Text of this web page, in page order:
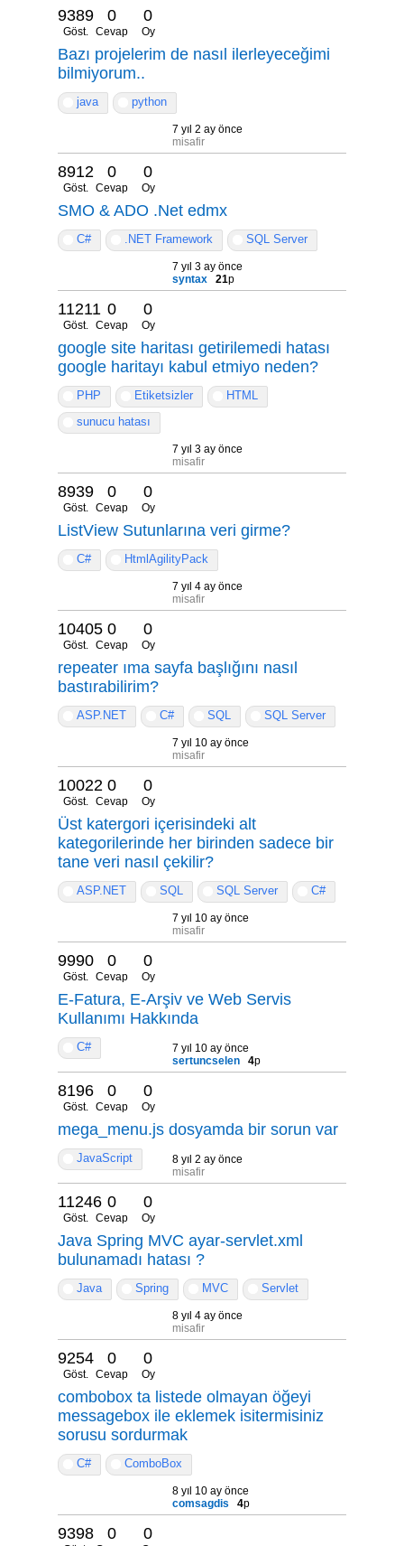
9389
Göst.
0
Cevap
0
Oy
Bazı projelerim de nasıl ilerleyeceğimi
bilmiyorum..
java python
7 yıl 2 ay önce
misafir
8912
Göst.
0
Cevap
0
Oy
SMO & ADO .Net edmx
C# .NET Framework SQL Server
7 yıl 3 ay önce
syntax
21p
11211
Göst.
0
Cevap
0
Oy
google site haritası getirilemedi hatası
google haritayı kabul etmiyo neden?
PHP Etiketsizler
HTML
sunucu hatası
7 yıl 3 ay önce
misafir
8939
Göst.
0
Cevap
0
Oy
ListView Sutunlarına veri girme?
C# HtmlAgilityPack
7 yıl 4 ay önce
misafir
10405
Göst.
0
Cevap
0
Oy
repeater ıma sayfa başlığını nasıl
bastırabilirim?
ASP.NET C# SQL SQL Server
7 yıl 10 ay önce
misafir
10022
Göst.
0
Cevap
0
Oy
Üst katergori içerisindeki alt
kategorilerinde her birinden sadece bir
tane veri nasıl çekilir?
ASP.NET SQL SQL Server C#
7 yıl 10 ay önce
misafir
9990
Göst.
0
Cevap
0
Oy
E-Fatura, E-Arşiv ve Web Servis
Kullanımı Hakkında
C#
7 yıl 10 ay önce
sertuncselen
4p
8196
Göst.
0
Cevap
0
Oy
mega_menu.js dosyamda bir sorun var
JavaScript
8 yıl 2 ay önce
misafir
11246
Göst.
0
Cevap
0
Oy
Java Spring MVC ayar-servlet.xml
bulunamadı hatası ?
Java Spring MVC Servlet
8 yıl 4 ay önce
misafir
9254
Göst.
0
Cevap
0
Oy
combobox ta listede olmayan öğeyi
messagebox ile eklemek isitermisiniz
sorusu sordurmak
C# ComboBox
8 yıl 10 ay önce
comsagdis
4p
9398 0 0